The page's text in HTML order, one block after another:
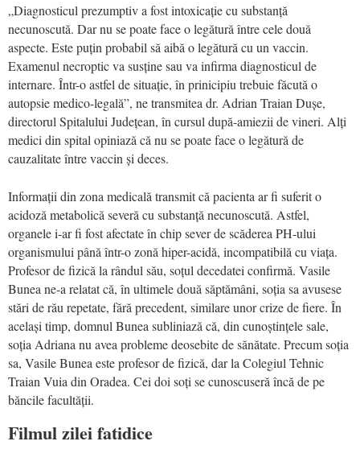
„Diagnosticul prezumptiv a fost intoxicație cu substanță
necunoscută. Dar nu se poate face o legătură între cele două
aspecte. Este puțin probabil să aibă o legătură cu un vaccin.
Examenul necroptic va susține sau va infirma diagnosticul de
internare. Într-o astfel de situație, în prinicipiu trebuie făcută o
autopsie medico-legală”, ne transmitea dr. Adrian Traian Dușe,
directorul Spitalului Județean, în cursul după-amiezii de vineri. Alți
medici din spital opiniază că nu se poate face o legătură de
cauzalitate între vaccin și deces.
Informații din zona medicală transmit că pacienta ar fi suferit o
acidoză metabolică severă cu substanță necunoscută. Astfel,
organele i-ar fi fost afectate în chip sever de scăderea PH-ului
organismului până într-o zonă hiper-acidă, incompatibilă cu viața.
Profesor de fizică la rândul său, soțul decedatei confirmă. Vasile
Bunea ne-a relatat că, în ultimele două săptămâni, soția sa avusese
stări de rău repetate, fără precedent, similare unor crize de fiere. În
același timp, domnul Bunea subliniază că, din cunoștințele sale,
soția Adriana nu avea probleme deosebite de sănătate. Precum soția
sa, Vasile Bunea este profesor de fizică, dar la Colegiul Tehnic
Traian Vuia din Oradea. Cei doi soți se cunoscuseră încă de pe
băncile facultății.
Filmul zilei fatidice